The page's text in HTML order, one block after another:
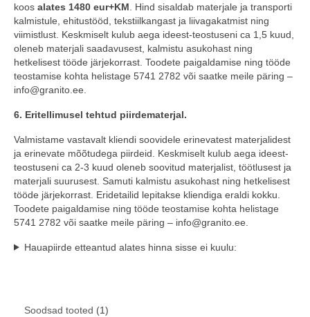
koos alates 1480 eur+KM . Hind sisaldab materjale ja transporti
kalmistule, ehitustööd, tekstiilkangast ja liivagakatmist ning
viimistlust. Keskmiselt kulub aega ideest-teostuseni ca 1,5 kuud,
oleneb materjali saadavusest, kalmistu asukohast ning
hetkelisest tööde järjekorrast. Toodete paigaldamise ning tööde
teostamise kohta helistage 5741 2782 või saatke meile päring –
info@granito.ee.
6. Eritellimusel tehtud piirdematerjal.
Valmistame vastavalt kliendi soovidele erinevatest materjalidest
ja erinevate mõõtudega piirdeid. Keskmiselt kulub aega ideest-
teostuseni ca 2-3 kuud oleneb soovitud materjalist, töötlusest ja
materjali suurusest. Samuti kalmistu asukohast ning hetkelisest
tööde järjekorrast. Eridetailid lepitakse kliendiga eraldi kokku.
Toodete paigaldamise ning tööde teostamise kohta helistage
5741 2782 või saatke meile päring – info@granito.ee.
Hauapiirde etteantud alates hinna sisse ei kuulu:
Soodsad tooted 11